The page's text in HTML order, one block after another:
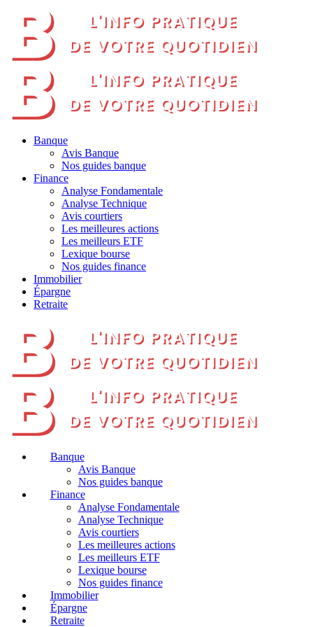
Banque
Avis Banque
Nos guides banque
Finance
Analyse Fondamentale
Analyse Technique
Avis courtiers
Les meilleures actions
Les meilleurs ETF
Lexique bourse
Nos guides finance
Immobilier
Épargne
Retraite
Banque
Avis Banque
Nos guides banque
Finance
Analyse Fondamentale
Analyse Technique
Avis courtiers
Les meilleures actions
Les meilleurs ETF
Lexique bourse
Nos guides finance
Immobilier
Épargne
Retraite